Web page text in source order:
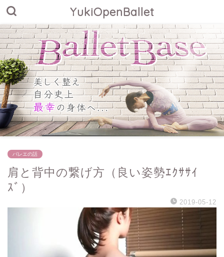
YukiOpenBallet
バレエの話
肩と背中の繋げ方（良い姿勢ｴｸｻｻｲ
ｽﾞ）
2019-05-12